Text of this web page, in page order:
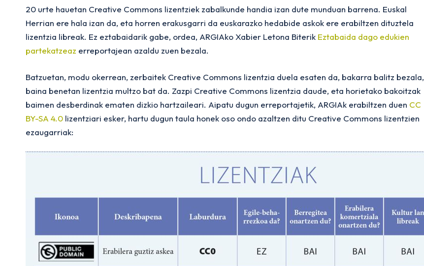
20 urte hauetan Creative Commons lizentziek zabalkunde handia izan dute munduan barrena. Euskal
Herrian ere hala izan da, eta horren erakusgarri da euskarazko hedabide askok ere erabiltzen dituztela
lizentzia libreak. Ez eztabaidarik gabe, ordea, ARGIAko Xabier Letona Biterik Eztabaida dago edukien
partekatzeaz erreportajean azaldu zuen bezala.
Batzuetan, modu okerrean, zerbaitek Creative Commons lizentzia duela esaten da, bakarra balitz bezala,
baina benetan lizentzia multzo bat da. Zazpi Creative Commons lizentzia daude, eta horietako bakoitzak
baimen desberdinak ematen dizkio hartzaileari. Aipatu dugun erreportajetik, ARGIAk erabiltzen duen CC
BY-SA 4.0 lizentziari esker, hartu dugun taula honek oso ondo azaltzen ditu Creative Commons lizentzien
ezaugarriak: